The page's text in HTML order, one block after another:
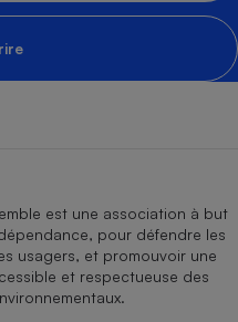
est une association à but
pour défendre les
usagers, et promouvoir une
et respectueuse des